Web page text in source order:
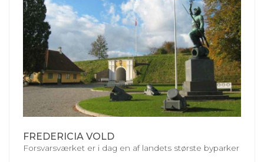
FREDERICIA VOLD
Forsvarsværket er i dag en af landets største byparker